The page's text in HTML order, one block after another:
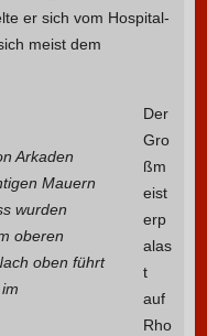
er sich vom Hospital-
meist dem
Arkaden
Mauern
wurden
oberen
oben führt
Der
Gro
ßm
eist
erp
alas
t
auf
Rho